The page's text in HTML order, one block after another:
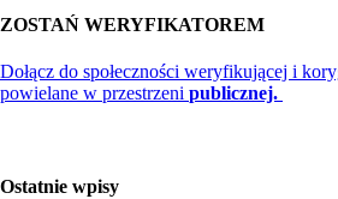
ZOSTAŃ WERYFIKATOREM
Dołącz do społeczności weryfikującej i
powielane w przestrzeni publicznej.
Ostatnie wpisy